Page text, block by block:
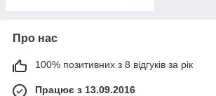
Про нас
100% позитивних з 8 відгуків за рік
Працює з 13.09.2016